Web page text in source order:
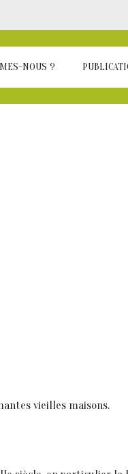
NOUS ?
vieilles maisons.